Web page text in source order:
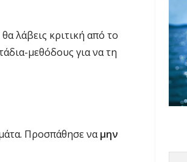
λάβεις κριτική από το
μεθόδους για να τη
Προσπάθησε ναμην